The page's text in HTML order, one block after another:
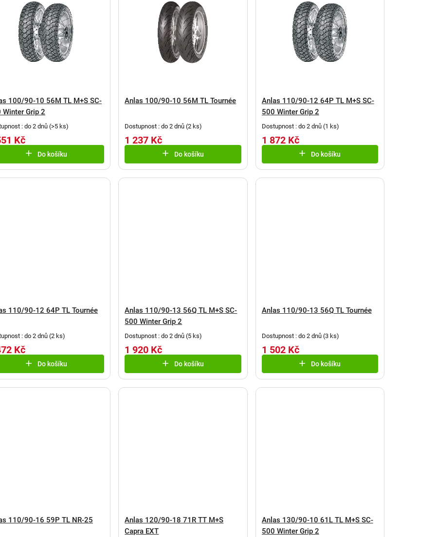
100/90-10 56M TL M+S SC-
Winter Grip 2
: do 2 dnů(>5 ks)
Kč
Do košíku
Anlas 100/90-10 56M TL Tournée
Dostupnost : do 2 dnů(2 ks)
1 237 Kč
Do košíku
Anlas 110/90-12 64P TL M+S SC-
500 Winter Grip 2
Dostupnost : do 2 dnů (1 ks)
1 872 Kč
Do košíku
110/90-12 64P TL Tournée
: do 2 dnů(2 ks)
Kč
Do košíku
Anlas 110/90-13 56Q TL M+S SC-
500 Winter Grip 2
Dostupnost : do 2 dnů(5 ks)
1 920 Kč
Do košíku
Anlas 110/90-13 56Q TL Tournée
Dostupnost : do 2 dnů (3 ks)
1 502 Kč
Do košíku
110/90-16 59P TL NR-25
Anlas 120/90-18 71R TT M+S
Capra EXT
Anlas 130/90-10 61L TL M+S SC-
500 Winter Grip 2